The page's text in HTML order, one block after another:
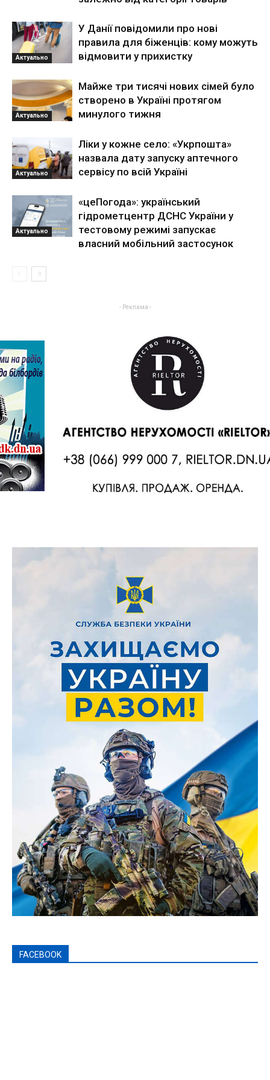
Актуально
У Данії повідомили про нові
правила для біженців: кому можуть
відмовити у прихистку
Актуально
Майже три тисячі нових сімей було
створено в Україні протягом
минулого тижня
Актуально
Ліки у кожне село: «Укрпошта»
назвала дату запуску аптечного
сервісу по всій Україні
Актуально
«цеПогода»: український
гідрометцентр ДСНС України у
тестовому режимі запускає
власний мобільний застосунок
- Реклама -
FACEBOOK